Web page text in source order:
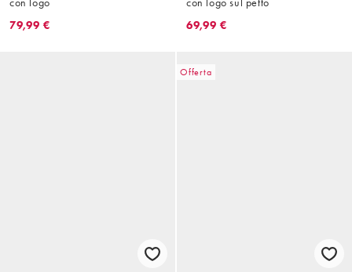
79,99 €
69,99 €
Offerta